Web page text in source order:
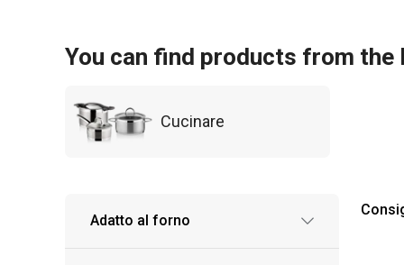
You can find products from the
Cucinare
Adatto al forno